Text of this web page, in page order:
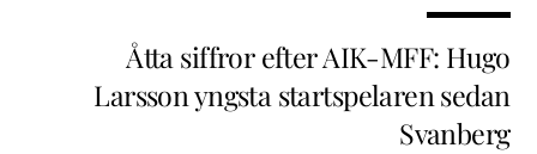
Åtta siffror efter AIK-MFF: Hugo
Larsson yngsta startspelaren sedan
Svanberg